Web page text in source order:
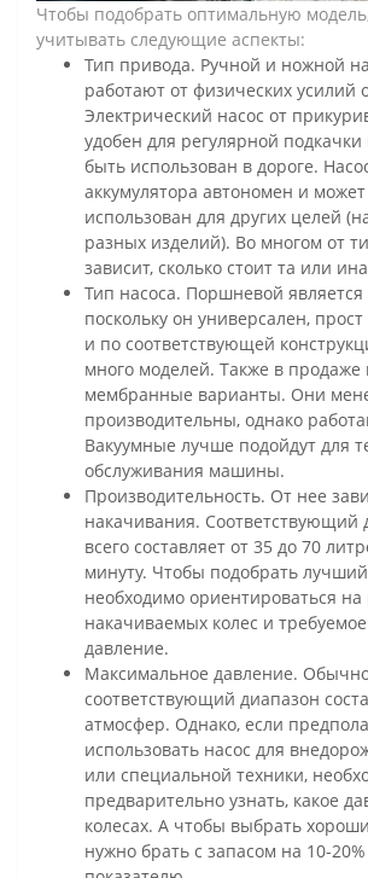
Чтобы подобрать оптимальную
учитывать следующие аспекты:
Тип привода. Ручной и ножной
работают от физических усилий
Электрический насос от
удобен для регулярной подкачки
быть использован в дороге.
аккумулятора автономен и
использован для других целей
разных изделий). Во многом от
зависит, сколько стоит та или
Тип насоса. Поршневой
поскольку он универсален,
и по соответствующей
много моделей. Также в продаже
мембранные варианты. Они
производительны, однако
Вакуумные лучше подойдут для
обслуживания машины.
Производительность. От нее
накачивания. Соответствующий
всего составляет от 35 до 70
минуту. Чтобы подобрать
необходимо ориентироваться на
накачиваемых колес и
давление.
Максимальное давление.
соответствующий диапазон
атмосфер. Однако, если
использовать насос для
или специальной техники,
предварительно узнать, какое
колесах. А чтобы выбрать
нужно брать с запасом на 10-